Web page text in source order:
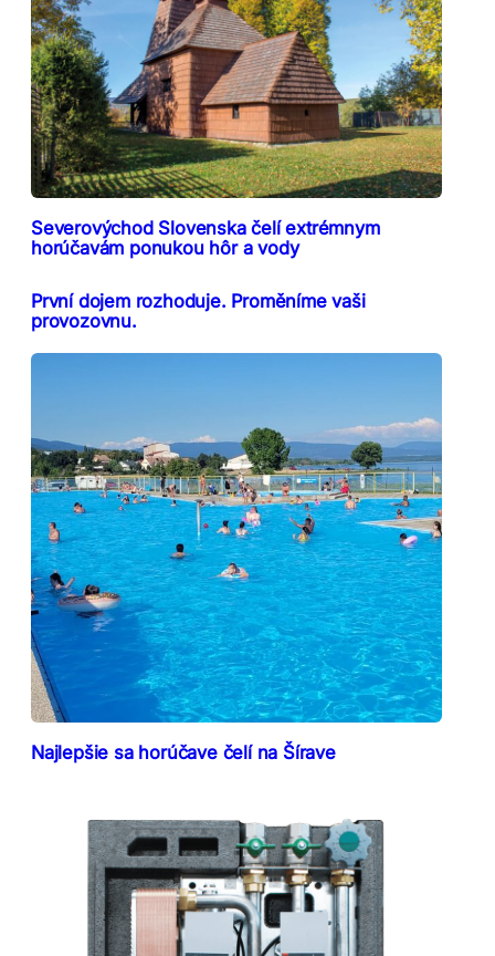
Severovýchod Slovenska čelí extrémnym
horúčavám ponukou hôr a vody
První dojem rozhoduje. Proměníme vaši
provozovnu.
Najlepšie sa horúčave čelí na Šírave